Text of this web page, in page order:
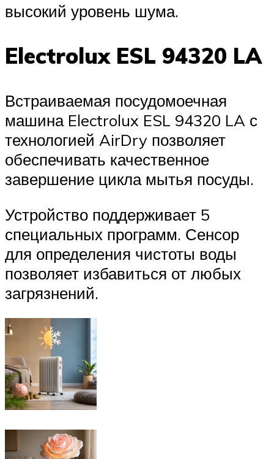
высокий уровень шума.
Electrolux ESL 94320 LA
Встраиваемая посудомоечная
машина Electrolux ESL 94320 LA с
технологией AirDry позволяет
обеспечивать качественное
завершение цикла мытья посуды.
Устройство поддерживает 5
специальных программ. Сенсор
для определения чистоты воды
позволяет избавиться от любых
загрязнений.